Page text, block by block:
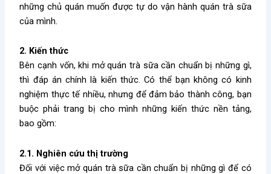
những chủ quán muốn được tự do vận hành quán trà sữa
của mình.
2. Kiến thức
Bên cạnh vốn, khi mở quán trà sữa cần chuẩn bị những gì,
thì đáp án chính là kiến thức. Có thể bạn không có kinh
nghiệm thực tế nhiều, nhưng để đảm bảo thành công, bạn
buộc phải trang bị cho mình những kiến thức nền tảng,
bao gồm:
2.1. Nghiên cứu thị trường
Đối với việcmở quán trà sữa cần chuẩn bị những gì để có